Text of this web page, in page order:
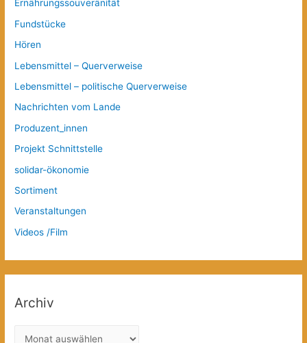
Ernährungssouveränität
Fundstücke
Hören
Lebensmittel – Querverweise
Lebensmittel – politische Querverweise
Nachrichten vom Lande
Produzent_innen
Projekt Schnittstelle
solidar-ökonomie
Sortiment
Veranstaltungen
Videos /Film
Archiv